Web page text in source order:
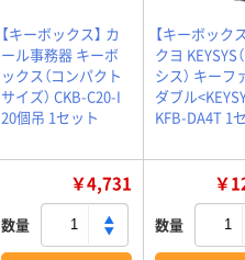
【キーボックス】 カ
ール事務器 キーボ
ックス（コンパクト
サイズ） CKB-C20-I
20個吊 1セット
【キーボック
クヨ KEYSYS
シス） キーフ
ダブル
KFB-DA4T 1
￥4,731
数量
￥
数量